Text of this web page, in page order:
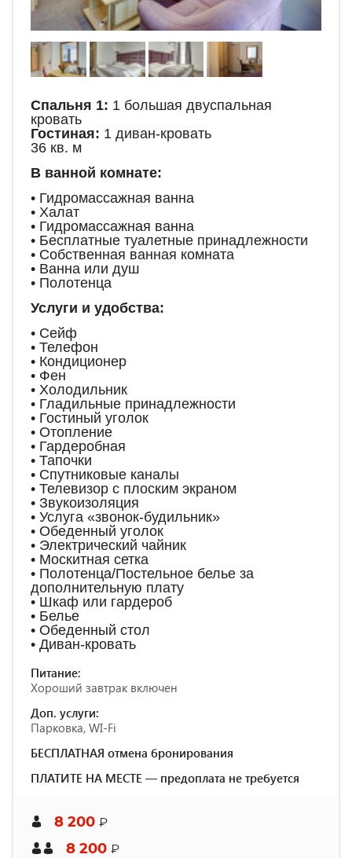
Спальня 1: 1 большая двуспальная
кровать
Гостиная: 1 диван-кровать
36 кв. м
В ванной комнате:
• Гидромассажная ванна
• Халат
• Гидромассажная ванна
• Бесплатные туалетные принадлежности
• Собственная ванная комната
• Ванна или душ
• Полотенца
Услуги и удобства:
• Сейф
• Телефон
• Кондиционер
• Фен
• Холодильник
• Гладильные принадлежности
• Гостиный уголок
• Отопление
• Гардеробная
• Тапочки
• Спутниковые каналы
• Телевизор с плоским экраном
• Звукоизоляция
• Услуга «звонок-будильник»
• Обеденный уголок
• Электрический чайник
• Москитная сетка
• Полотенца/Постельное белье за
дополнительную плату
• Шкаф или гардероб
• Белье
• Обеденный стол
• Диван-кровать
Питание:
Хороший завтрак включен
Доп. услуги:
Парковка, WI-Fi
БЕСПЛАТНАЯ отмена бронирования
ПЛАТИТЕ НА МЕСТЕ — предоплата не требуется
8 200 ₽
8 200 ₽